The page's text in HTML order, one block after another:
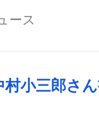
ース
村小三郎さ